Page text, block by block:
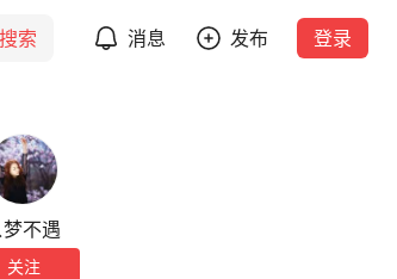
搜索 消息 发布 登录
不遇
关注